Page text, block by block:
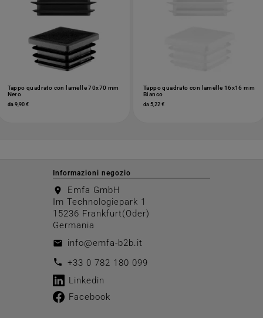
Tappo quadrato con lamelle 70x70 mm
Nero
da 9,90 €
Tappo quadrato con lamelle 16x16 mm
Bianco
da 5,22 €
Informazioni negozio
location_on
Emfa GmbH
Im Technologiepark 1
15236 Frankfurt(Oder)
Germania
email info@emfa-b2b.it
call +33 0 782 180 099
Linkedin
Facebook